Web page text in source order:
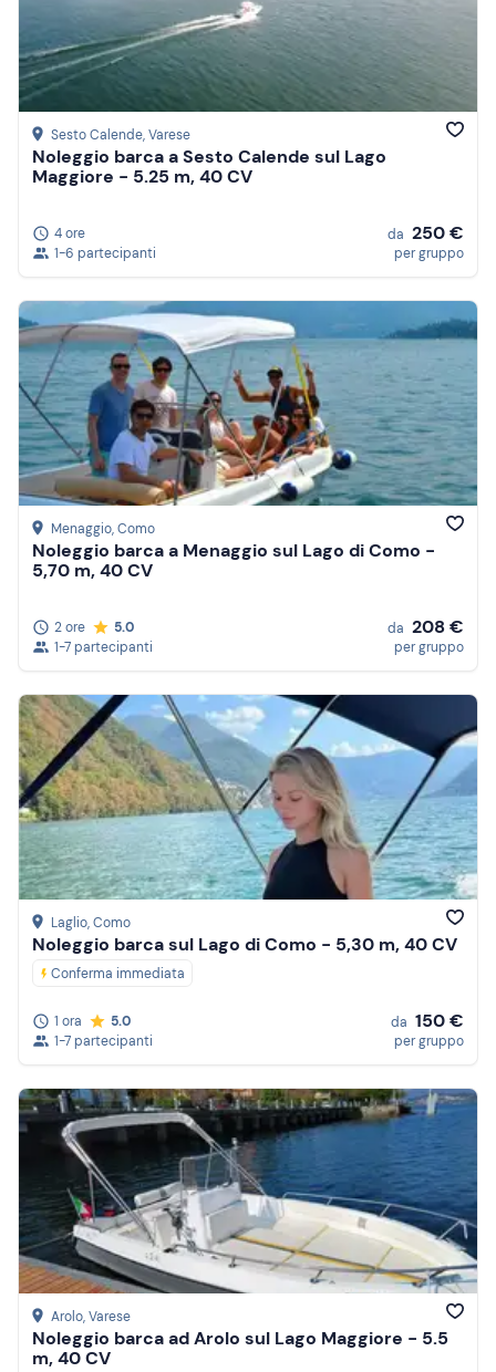
Sesto Calende, Varese
Noleggio barca a Sesto Calende sul Lago
Maggiore - 5.25 m, 40 CV
4 ore
1-6 partecipanti
da 250 €
per gruppo
Menaggio, Como
Noleggio barca a Menaggio sul Lago di Como -
5,70 m, 40 CV
2 ore
5.0
1-7 partecipanti
da 208 €
per gruppo
Laglio, Como
Noleggio barca sul Lago di Como - 5,30 m, 40 CV
Conferma immediata
1 ora
5.0
1-7 partecipanti
da 150 €
per gruppo
Arolo, Varese
Noleggio barca ad Arolo sul Lago Maggiore - 5.5
m, 40 CV